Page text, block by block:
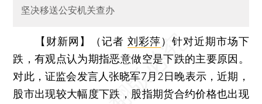
坚决移送公安机关查办
【财新网】（记者 刘彩萍） 针对近期市场下
跌，有观点认为期指恶意做空是下跌的主要原因。
对此，证监会发言人张晓军7月2日晚表示，近期，
股市出现较大幅度下跌，股指期货合约价格也出现